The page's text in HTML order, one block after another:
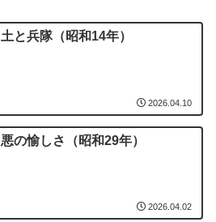
土と兵隊（昭和14年）
2026.04.10
悪の愉しさ（昭和29年）
2026.04.02